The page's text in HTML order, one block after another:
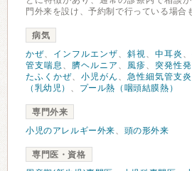
門外来を設け、予約制で行っている場合
病気
かぜ、 インフルエンザ、 斜視、 中耳炎 、
管支喘息 、 臍ヘルニア 、 風疹、 突発性
たふくかぜ、 小児がん 、 急性細気管支炎
（乳幼児） 、 プール熱（咽頭結膜熱）
専門外来
小児のアレルギー外来、 頭の形外来
専門医・資格